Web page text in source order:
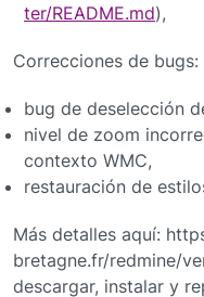
ter/README.md),
Correcciones de bugs:
bug de deselección
nivel de zoom
contexto WMC,
restauración de
Más detalles aquí:
bretagne.fr/redmine/
descargar, instalar y